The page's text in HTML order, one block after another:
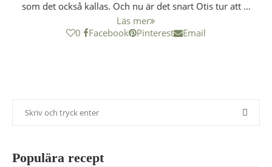
som det också kallas. Och nu är det snart Otis tur att …
Läs mer
0
Facebook Pinterest Email
Populära recept